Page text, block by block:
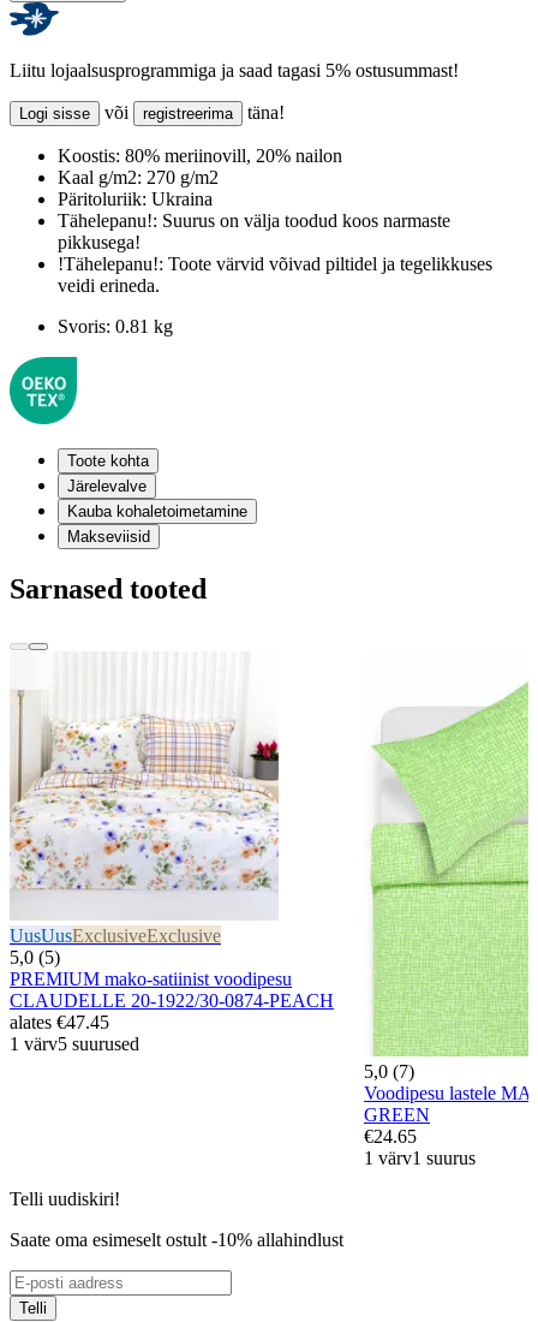
Liitu lojaalsusprogrammiga ja saad tagasi 5% ostusummast!
Logi sisse või registreerima täna!
Koostis: 80% meriinovill, 20% nailon
Kaal g/m2: 270 g/m2
Päritoluriik: Ukraina
Tähelepanu!: Suurus on välja toodud koos narmaste
pikkusega!
!Tähelepanu!: Toote värvid võivad piltidel ja tegelikkuses
veidi erineda.
Svoris: 0.81 kg
Toote kohta
Järelevalve
Kauba kohaletoimetamine
Makseviisid
Sarnased tooted
UusUusExclusiveExclusive
5,0 (5)
PREMIUM mako-satiinist voodipesu
CLAUDELLE 20-1922/30-0874-PEACH
alates €47.45
1 värv5 suurused
5,0 (7)
Voodipesu lastele
GREEN
€24.65
1 värv1 suurus
Telli uudiskiri!
Saate oma esimeselt ostult -10% allahindlust
Telli